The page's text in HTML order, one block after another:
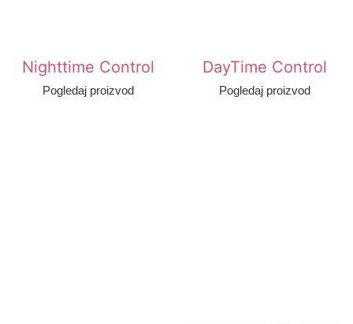
Nighttime Control
Pogledaj proizvod
DayTime Control
Pogledaj proizvod